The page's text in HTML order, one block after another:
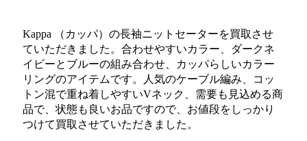
Kappa （カッパ）の長袖ニットセーターを買取させ
ていただきました。合わせやすいカラー、ダークネ
イビーとブルーの組み合わせ、カッパらしいカラー
リングのアイテムです。人気のケーブル編み、コッ
トン混で重ね着しやすいVネック、需要も見込める商
品で、状態も良いお品ですので、お値段をしっかり
つけて買取させていただきました。